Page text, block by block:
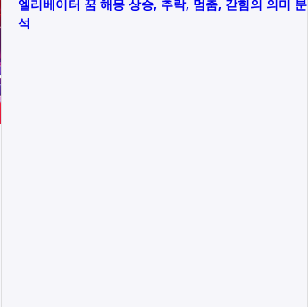
엘리베이터 꿈 해몽 상승, 추락, 멈춤, 갇힘의 의미 분
석